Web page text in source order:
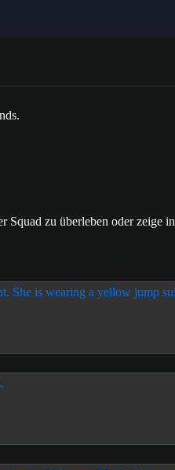
Squad zu überleben oder zeige